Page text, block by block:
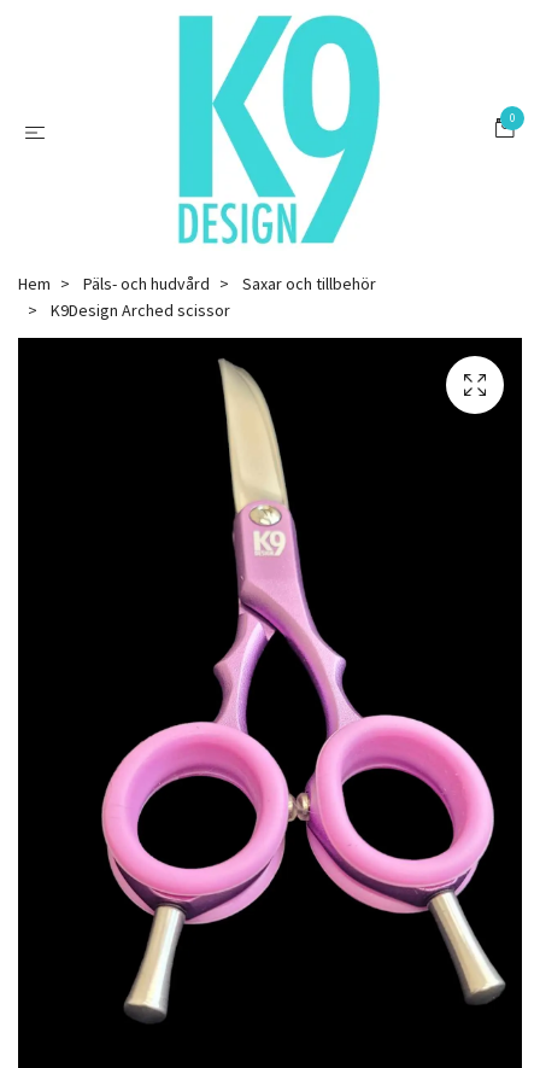
0
Hem Päls- och hudvård
Saxar och tillbehör
K9Design Arched scissor